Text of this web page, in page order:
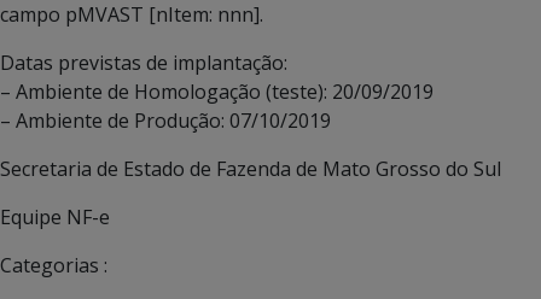
campo pMVAST [nItem: nnn].
Datas previstas de implantação:
– Ambiente de Homologação (teste): 20/09/2019
– Ambiente de Produção: 07/10/2019
Secretaria de Estado de Fazenda de Mato Grosso do Sul
Equipe NF-e
Categorias :